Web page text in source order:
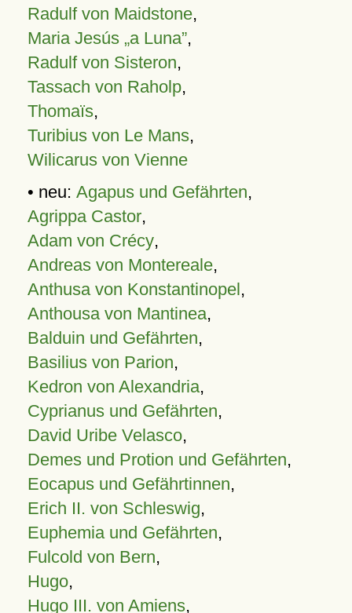
Radulf von Maidstone,
Maria Jesús „a Luna”,
Radulf von Sisteron,
Tassach von Raholp,
Thomaïs,
Turibius von Le Mans,
Wilicarus von Vienne
• neu: Agapus und Gefährten,
Agrippa Castor,
Adam von Crécy,
Andreas von Montereale,
Anthusa von Konstantinopel,
Anthousa von Mantinea,
Balduin und Gefährten,
Basilius von Parion,
Kedron von Alexandria,
Cyprianus und Gefährten,
David Uribe Velasco,
Demes und Protion und Gefährten,
Eocapus und Gefährtinnen,
Erich II. von Schleswig,
Euphemia und Gefährten,
Fulcold von Bern,
Hugo,
Hugo III. von Amiens,